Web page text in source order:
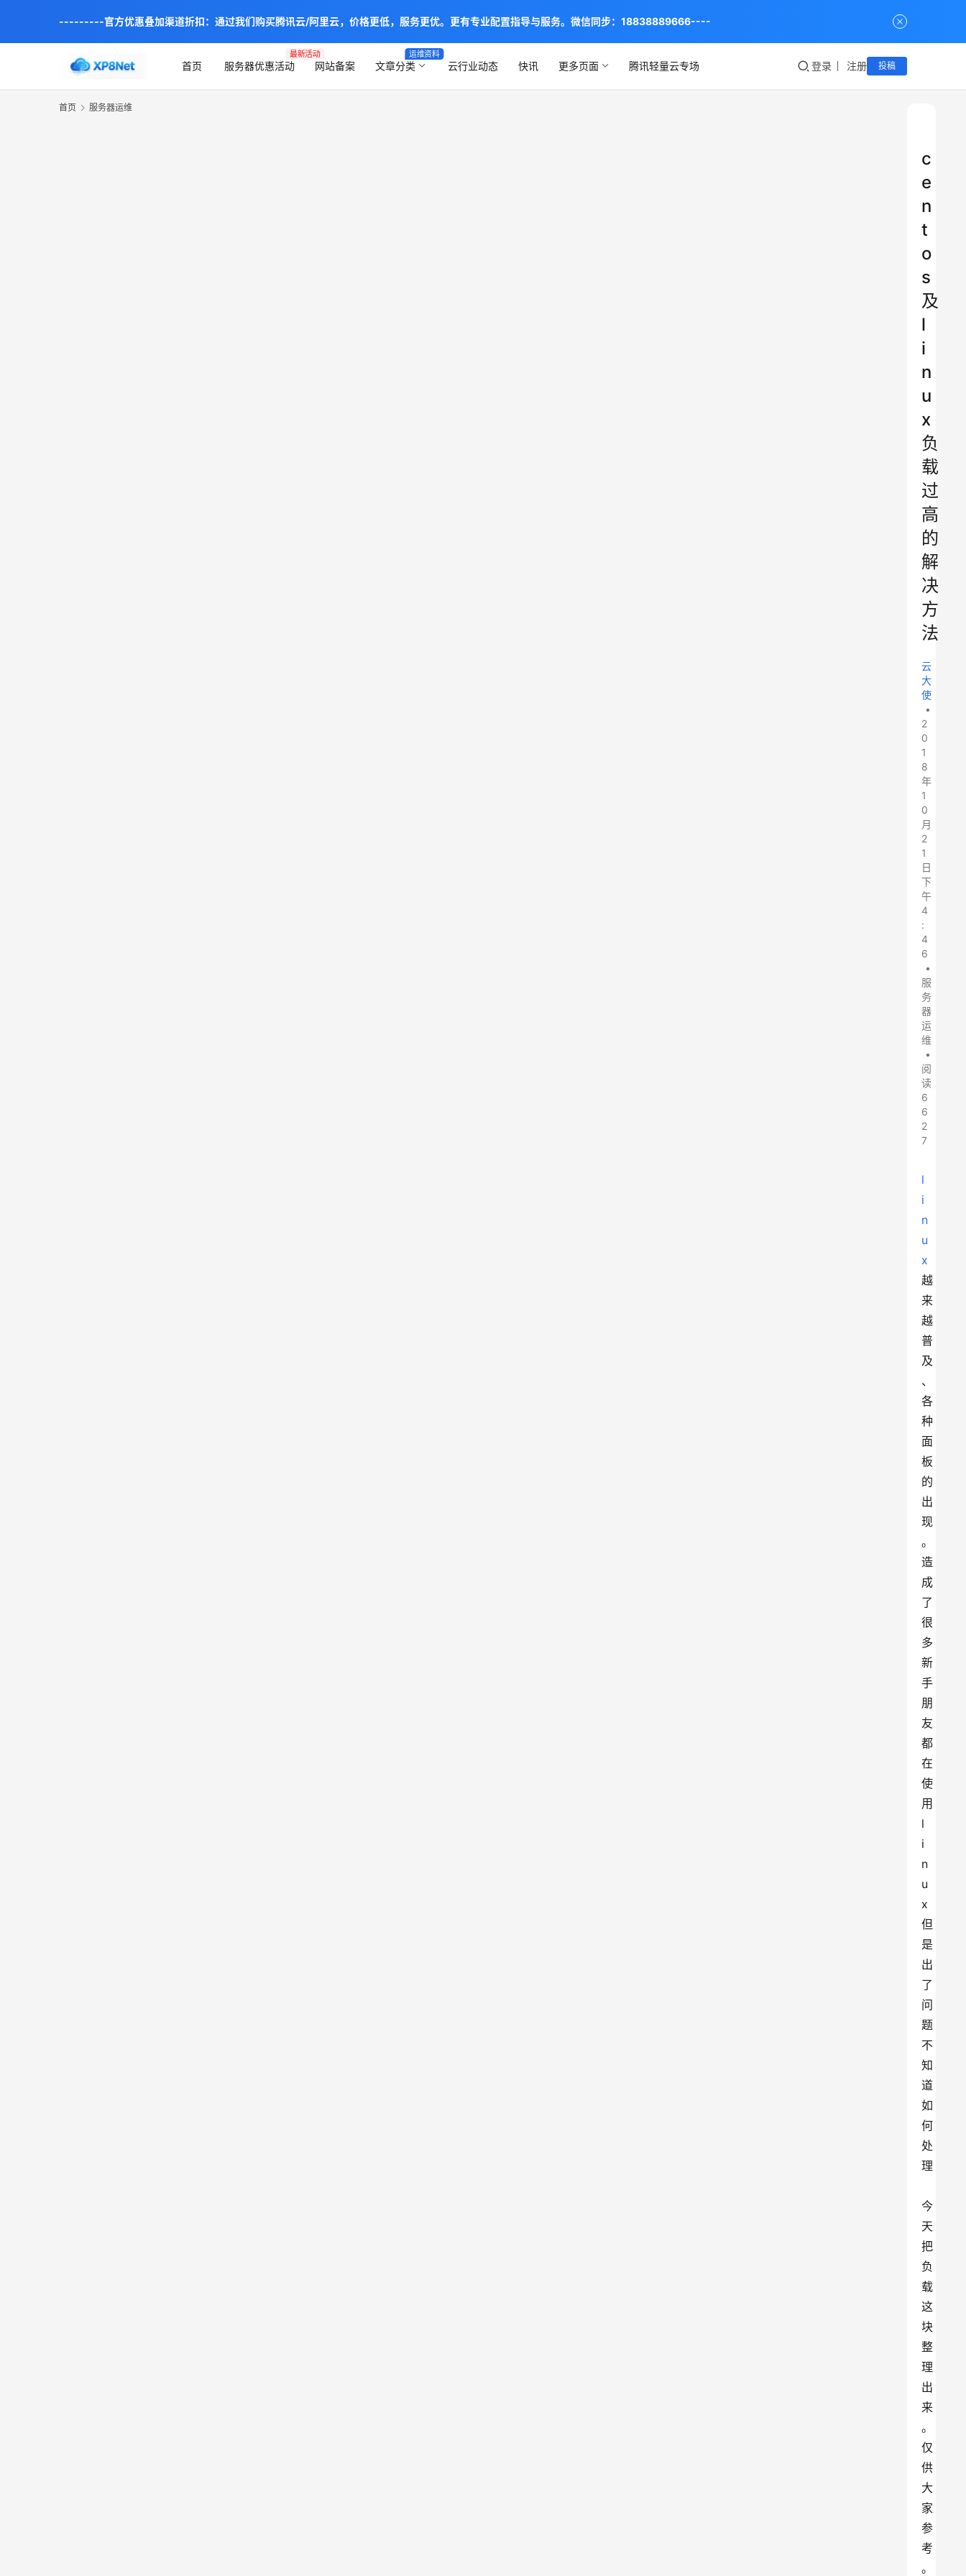
---------官方优惠叠加渠道折扣：通过我们购买腾讯云/阿里云，价格更低，服务更优。更有专业配置指导与服务。微信同步：18838889666----
首页 服务器优惠活动
最新活动
网站备案 文章分类
运维资料
云行业动态 快讯 更多页面 腾讯轻量云专场 登录 注册 投稿
首页 服务器运维
c
e
n
t
o
s
及
l
i
n
u
x
负
载
过
高
的
解
决
方
法
云
大
使
•
2
0
1
8
年
1
0
月
2
1
日
下
午
4
:
4
6
•
服
务
器
运
维
•
阅
读
6
6
2
7
l
i
n
u
x
越
来
越
普
及
、
各
种
面
板
的
出
现
。
造
成
了
很
多
新
手
朋
友
都
在
使
用
l
i
n
u
x
但
是
出
了
问
题
不
知
道
如
何
处
理
今
天
把
负
载
这
块
整
理
出
来
。
仅
供
大
家
参
考
。